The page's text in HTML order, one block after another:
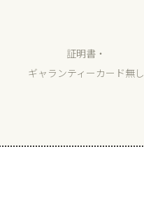
証明書・
ギャランティーカード無し